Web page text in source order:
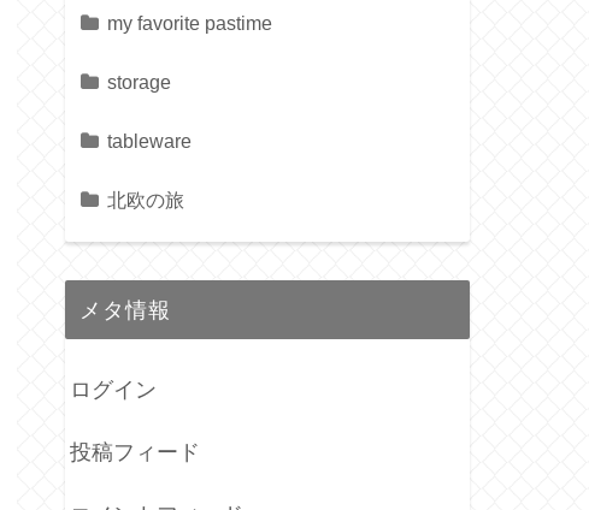
my favorite pastime
storage
tableware
北欧の旅
メタ情報
ログイン
投稿フィード